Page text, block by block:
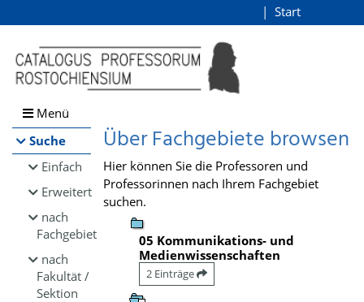
Browsen
direkt zum Inhalt
Start
Menü
Suche
Einfach
Erweitert
nach
Fachgebiet
nach
Fakultät /
Sektion
Über Fachgebiete browsen
Hier können Sie die Professoren und
Professorinnen nach Ihrem Fachgebiet
suchen.
05 Kommunikations- und
Medienwissenschaften
2 Einträge